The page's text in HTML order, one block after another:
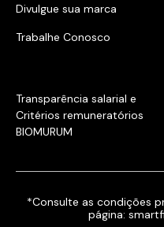
Divulgue sua marca
Trabalhe Conosco
Transparência salarial e
Critérios remuneratórios
BIOMURUM
*Consulte as condições
página: